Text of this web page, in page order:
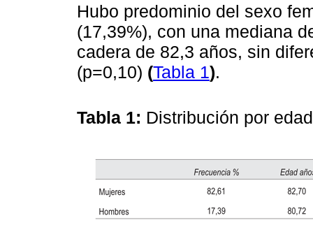
Hubo predominio del sexo
(17,39%), con una mediana
cadera de 82,3 años, sin
(p=0,10) (Tabla 1).
Tabla 1: Distribución por